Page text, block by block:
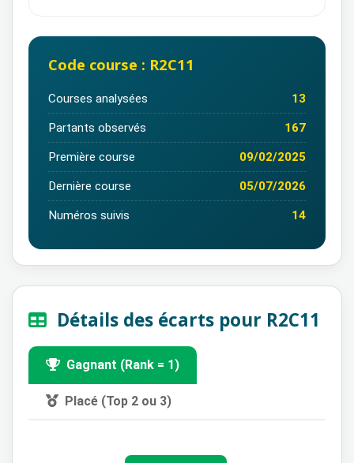
Code course : R2C11
Courses analysées 13
Partants observés 167
Première course 09/02/2025
Dernière course 05/07/2026
Numéros suivis 14
Détails des écarts pour R2C11
Gagnant (Rank = 1)
Placé (Top 2 ou 3)